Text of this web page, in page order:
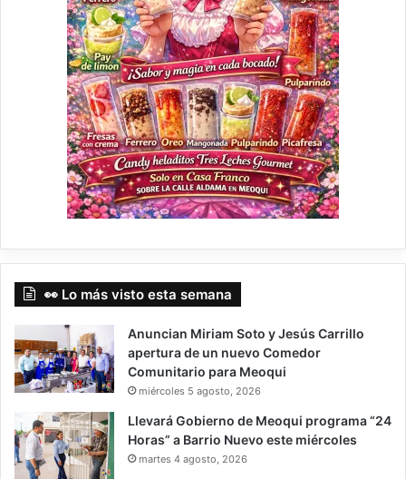
👀 Lo más visto esta semana
Anuncian Miriam Soto y Jesús Carrillo
apertura de un nuevo Comedor
Comunitario para Meoqui
miércoles 5 agosto, 2026
Llevará Gobierno de Meoqui programa “24
Horas” a Barrio Nuevo este miércoles
martes 4 agosto, 2026